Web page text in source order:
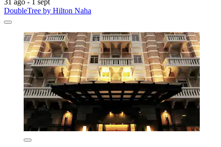
31 ago - 1 sept
DoubleTree by Hilton Naha